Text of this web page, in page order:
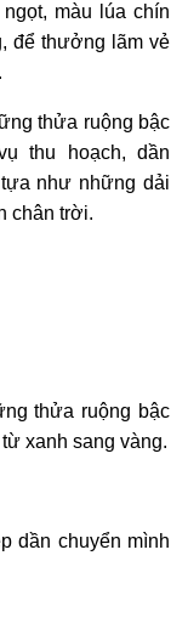
màu lúa chín
để thưởng lãm vẻ
thửa ruộng bậc
thu hoạch, dần
như những dải
chân trời.
thửa ruộng bậc
xanh sang vàng.
dần chuyển mình